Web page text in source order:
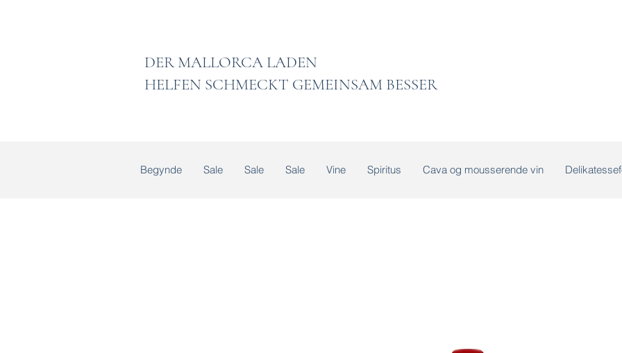
DER MALLORCA LADEN
HELFEN SCHMECKT GEMEINSAM BESSER
Begynde Sale Sale Sale Vine Spiritus Cava og mousserende vin